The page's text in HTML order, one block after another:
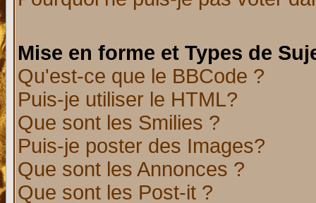
Mise en forme et Types de
Qu'est-ce que le BBCode ?
Puis-je utiliser le HTML?
Que sont les Smilies ?
Puis-je poster des Images?
Que sont les Annonces ?
Que sont les Post-it ?